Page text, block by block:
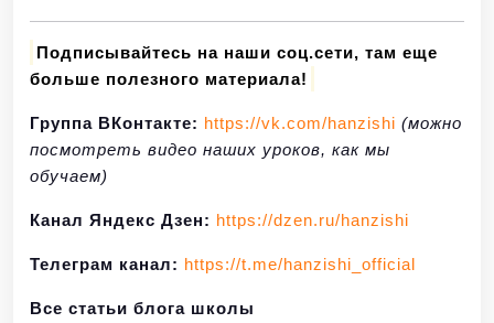
Подписывайтесь на наши соц.сети, там еще
больше полезного материала!
Группа ВКонтакте: https://vk.com/hanzishi (можно
посмотреть видео наших уроков, как мы
обучаем)
Канал Яндекс Дзен: https://dzen.ru/hanzishi
Телеграм канал: https://t.me/hanzishi_official
Все статьи блога школы